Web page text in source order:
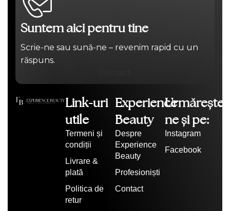
Suntem aici pentru tine
Scrie-ne sau sună-ne – revenim rapid cu un
răspuns.
Link-uri
utile
Termeni și
condiții
Livrare &
plată
Politica de
retur
Experience
Beauty
Despre
Experience
Beauty
Profesioniști
Contact
Urmărește-
ne și pe:
Instagram
Facebook